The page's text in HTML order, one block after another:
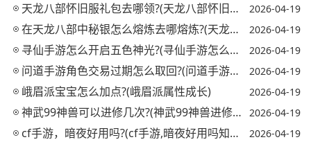
天龙八部怀旧服礼包去哪领?(天龙八部怀旧服哪里有礼包) 2026-04-19
在天龙八部中秘银怎么熔炼去哪熔炼?(天龙八部秘银溶剂怎么获得) 2026-04-19
寻仙手游怎么开启五色神光?(寻仙手游怎么开启五色神光任务) 2026-04-19
问道手游角色交易过期怎么取回?(问道手游角色过期哪里取回) 2026-04-19
峨眉派宝宝怎么加点?(峨眉派属性成长) 2026-04-19
神武99神兽可以进修几次?(神武99神兽进修后属性) 2026-04-19
cf手游，暗夜好用吗?(cf手游,暗夜好用吗知乎) 2026-04-19